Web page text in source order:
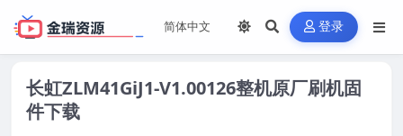
登录
长虹ZLM41GiJ1-V1.00126整机原厂刷机固
件下载